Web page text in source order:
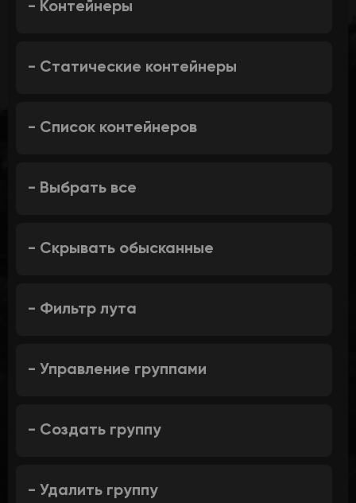
- Контейнеры
- Статические контейнеры
- Список контейнеров
- Выбрать все
- Скрывать обысканные
- Фильтр лута
- Управление группами
- Создать группу
- Удалить группу